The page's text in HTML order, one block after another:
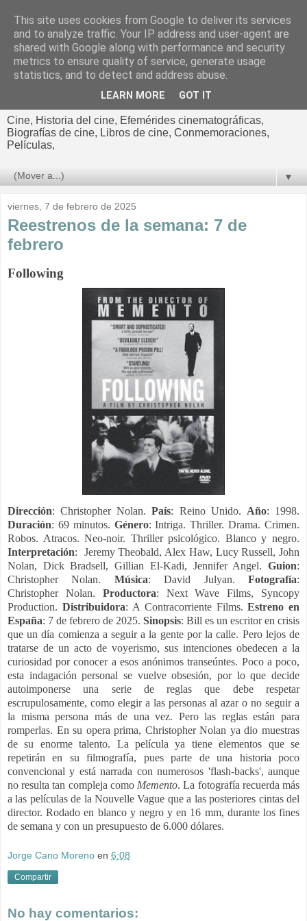
El cultural
cinematográfico de Jorge
Cine, Historia del cine, Efemérides cinematográficas,
Biografías de cine, Libros de cine, Conmemoraciones,
Películas,
▼
viernes, 7 de febrero de 2025
Reestrenos de la semana: 7 de
febrero
Following
Dirección: Christopher Nolan.País: Reino Unido. Año: 1998.
Duración: 69 minutos. Género: Intriga. Thriller. Drama. Crimen.
Robos. Atracos. Neo-noir. Thriller psicológico. Blanco y negro.
Interpretación: Jeremy Theobald, Alex Haw, Lucy Russell, John
Nolan, Dick Bradsell, Gillian El-Kadi, Jennifer Angel. Guion:
Christopher Nolan. Música: David Julyan.Fotografía:
Christopher Nolan. Productora: Next Wave Films, Syncopy
Production. Distribuidora: A Contracorriente Films.Estreno en
España: 7 de febrero de 2025. Sinopsis: Bill es un escritor en crisis
que un día comienza a seguir a la gente por la calle. Pero lejos de
tratarse de un acto de voyerismo, sus intenciones obedecen a la
curiosidad por conocer a esos anónimos transeúntes. Poco a poco,
esta indagación personal se vuelve obsesión, por lo que decide
autoimponerse una serie de reglas que debe respetar
escrupulosamente, como elegir a las personas al azar o no seguir a
la misma persona más de una vez. Pero las reglas están para
romperlas. En su opera prima, Christopher Nolan ya dio muestras
de su enorme talento. La película ya tiene elementos que se
repetirán en su filmografía, pues parte de una historia poco
convencional y está narrada con numerosos 'flash-backs', aunque
no resulta tan compleja como Memento. La fotografía recuerda más
a las películas de la Nouvelle Vague que a las posteriores cintas del
director. Rodado en blanco y negro y en 16 mm, durante los fines
de semana y con un presupuesto de 6.000 dólares.
Jorge Cano Moreno en 6:08
Compartir
No hay comentarios:
This site uses cookies from Google to deliver its services
and to analyze traffic. Your IP address and user-agent are
shared with Google along with performance and security
metrics to ensure quality of service, generate usage
statistics, and to detect and address abuse.
LEARN MORE GOT IT